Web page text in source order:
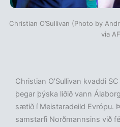
Christian O’Sullivan (Photo by
via
Christian O'Sullivan kvaddi
þegar þýska liðið vann
sætið í Meistaradeild Evrópu.
samstarfi Norðmannsins við